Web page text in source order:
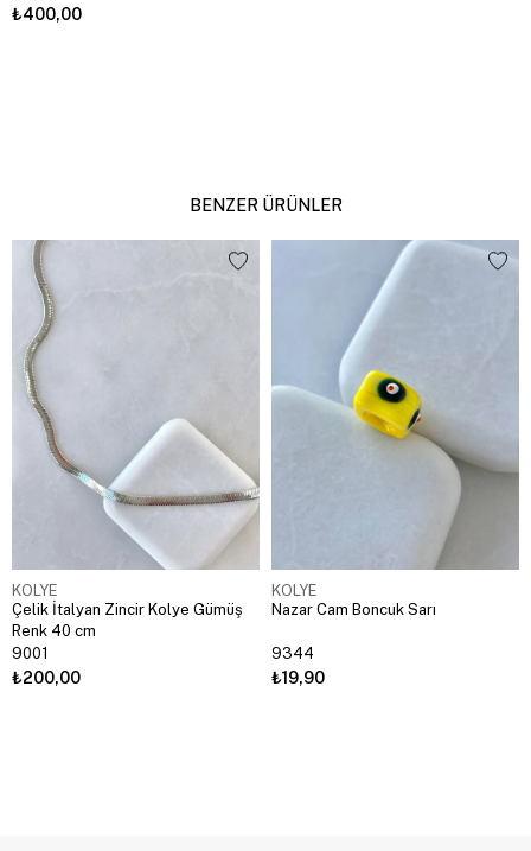
₺400,00
BENZER ÜRÜNLER
KOLYE
Çelik İtalyan Zincir Kolye Gümüş
Renk 40 cm
9001
₺200,00
KOLYE
Nazar Cam Boncuk Sarı
9344
₺19,90